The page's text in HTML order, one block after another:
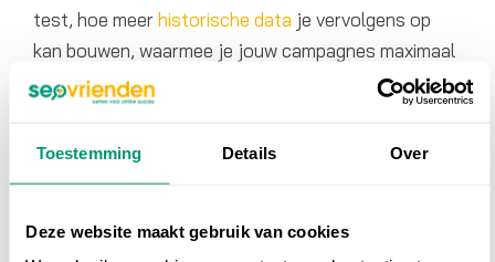
Toestemming Details Over
Deze website maakt gebruik van cookies
test, hoe meerhistorische data je vervolgens op
kan bouwen, waarmee je jouw campagnes maximaal
kunt optimaliseren!
Voor het maken van de responsieve